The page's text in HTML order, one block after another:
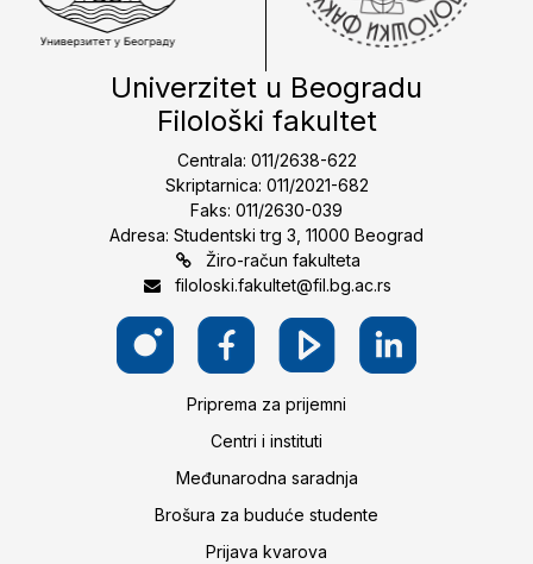
Univerzitet u Beogradu
Filološki fakultet
Centrala: 011/2638-622
Skriptarnica: 011/2021-682
Faks: 011/2630-039
Adresa: Studentski trg 3, 11000 Beograd
Žiro-račun fakulteta
filoloski.fakultet@fil.bg.ac.rs
Priprema za prijemni
Centri i instituti
Međunarodna saradnja
Brošura za buduće studente
Prijava kvarova